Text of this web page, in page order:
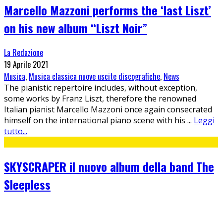
Marcello Mazzoni performs the ‘last Liszt’
on his new album “Liszt Noir”
La Redazione
19 Aprile 2021
Musica, Musica classica nuove uscite discografiche, News
The pianistic repertoire includes, without exception,
some works by Franz Liszt, therefore the renowned
Italian pianist Marcello Mazzoni once again consecrated
himself on the international piano scene with his ... Leggi
tutto...
SKYSCRAPER il nuovo album della band The
Sleepless